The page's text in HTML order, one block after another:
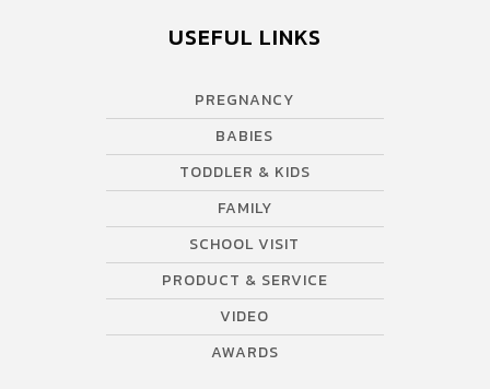
USEFUL LINKS
PREGNANCY
BABIES
TODDLER & KIDS
FAMILY
SCHOOL VISIT
PRODUCT & SERVICE
VIDEO
AWARDS